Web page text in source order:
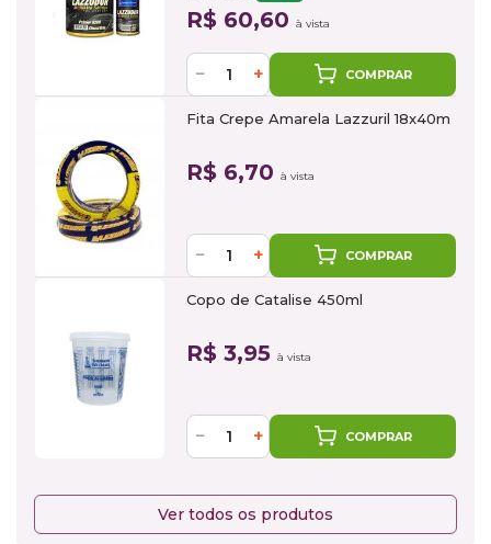
R$ 60,60 à vista
− + COMPRAR
Fita Crepe Amarela Lazzuril 18x40m
R$ 6,70 à vista
− + COMPRAR
Copo de Catalise 450ml
R$ 3,95 à vista
− + COMPRAR
Ver todos os produtos